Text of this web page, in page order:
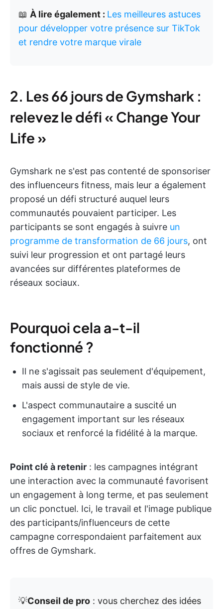
📖 À lire également : Les meilleures astuces
pour développer votre présence sur TikTok
et rendre votre marque virale
2. Les 66 jours de Gymshark :
relevez le défi « Change Your
Life »
Gymshark ne s'est pas contenté de sponsoriser
des influenceurs fitness, mais leur a également
proposé un défi structuré auquel leurs
communautés pouvaient participer. Les
participants se sont engagés à suivre un
programme de transformation de 66 jours, ont
suivi leur progression et ont partagé leurs
avancées sur différentes plateformes de
réseaux sociaux.
Pourquoi cela a-t-il
fonctionné ?
Il ne s'agissait pas seulement d'équipement,
mais aussi de style de vie.
L'aspect communautaire a suscité un
engagement important sur les réseaux
sociaux et renforcé la fidélité à la marque.
Point clé à retenir : les campagnes intégrant
une interaction avec la communauté favorisent
un engagement à long terme, et pas seulement
un clic ponctuel. Ici, le travail et l'image publique
des participants/influenceurs de cette
campagne correspondaient parfaitement aux
offres de Gymshark.
💡Conseil de pro : vous cherchez des idées